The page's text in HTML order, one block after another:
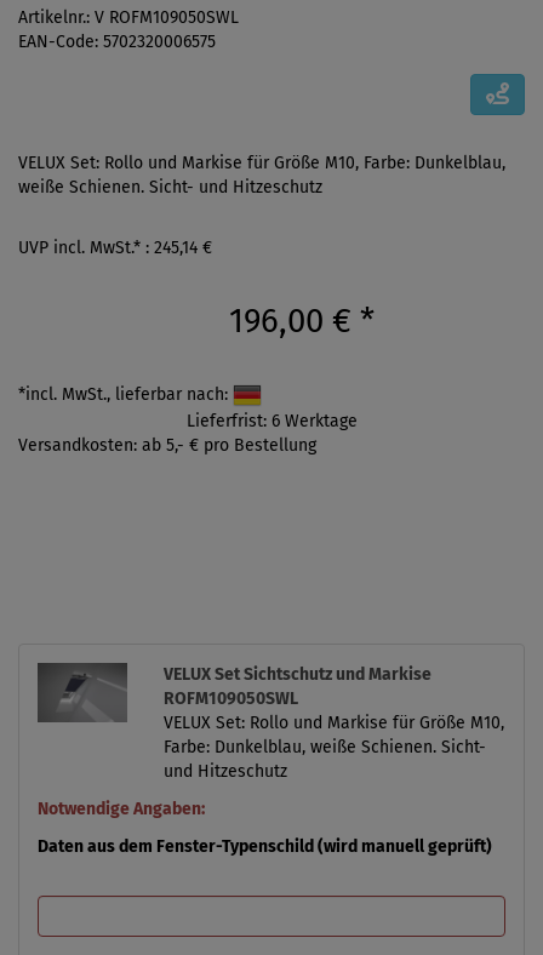
Artikelnr.: V ROFM109050SWL
EAN-Code: 5702320006575
VELUX Set: Rollo und Markise für Größe M10, Farbe: Dunkelblau,
weiße Schienen. Sicht- und Hitzeschutz
UVP incl. MwSt.* : 245,14 €
196,00 € *
*incl. MwSt., lieferbar nach:
Lieferfrist: 6 Werktage
Versandkosten: ab 5,- € pro Bestellung
VELUX Set Sichtschutz und Markise
ROFM109050SWL
VELUX Set: Rollo und Markise für Größe M10,
Farbe: Dunkelblau, weiße Schienen. Sicht-
und Hitzeschutz
Notwendige Angaben:
Daten aus dem Fenster-Typenschild (wird manuell geprüft)